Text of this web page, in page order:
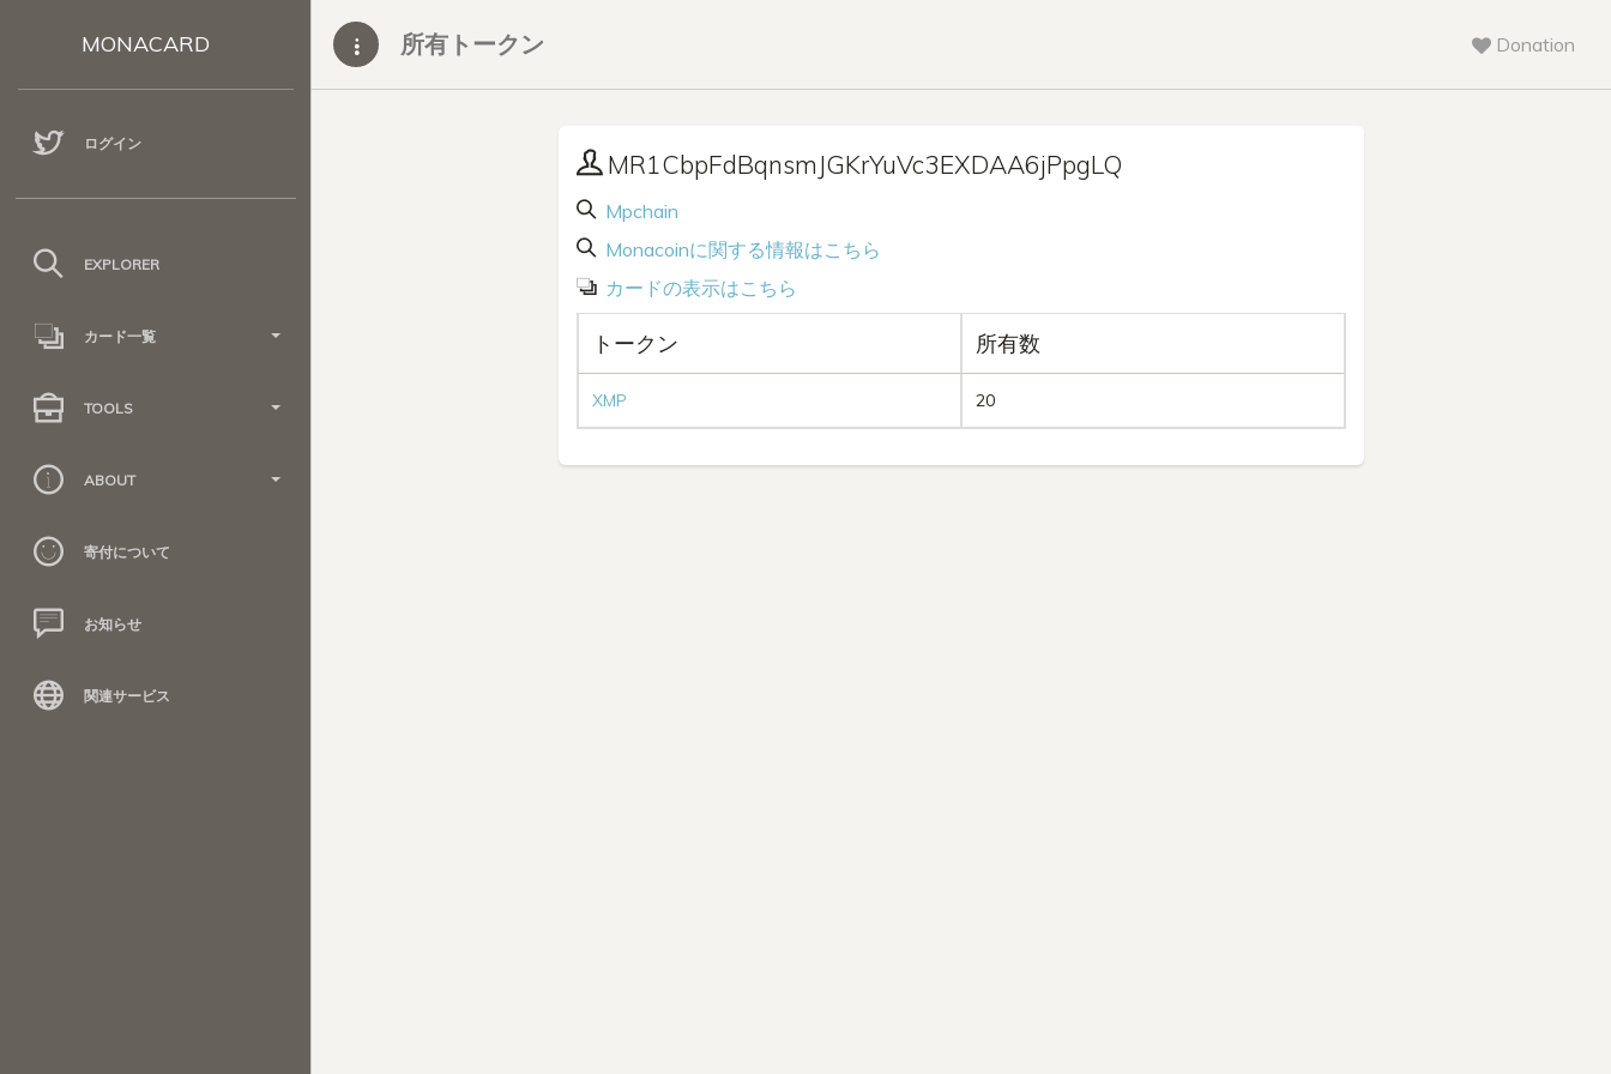
MONACARD
ログイン
EXPLORER
カード一覧
TOOLS
ABOUT
寄付について
お知らせ
関連サービス
所有トークン Donation
MR1CbpFdBqnsmJGKrYuVc3EXDAA6jPpgLQ
Mpchain
Monacoinに関する情報はこちら
カードの表示はこちら
トークン 所有数
XMP 20